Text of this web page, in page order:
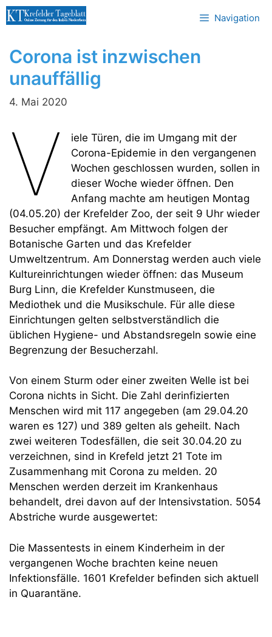
Zum
Inhalt
Navigation
Corona ist inzwischen
unauffällig
4. Mai 2020
V
iele Türen, die im Umgang mit der
Corona-Epidemie in den vergangenen
Wochen geschlossen wurden, sollen in
dieser Woche wieder öffnen. Den
Anfang machte am heutigen Montag
(04.05.20) der Krefelder Zoo, der seit 9 Uhr wieder
Besucher empfängt. Am Mittwoch folgen der
Botanische Garten und das Krefelder
Umweltzentrum. Am Donnerstag werden auch viele
Kultureinrichtungen wieder öffnen: das Museum
Burg Linn, die Krefelder Kunstmuseen, die
Mediothek und die Musikschule. Für alle diese
Einrichtungen gelten selbstverständlich die
üblichen Hygiene- und Abstandsregeln sowie eine
Begrenzung der Besucherzahl.
Von einem Sturm oder einer zweiten Welle ist bei
Corona nichts in Sicht. Die Zahl derinfizierten
Menschen wird mit 117 angegeben (am 29.04.20
waren es 127) und 389 gelten als geheilt. Nach
zwei weiteren Todesfällen, die seit 30.04.20 zu
verzeichnen, sind in Krefeld jetzt 21 Tote im
Zusammenhang mit Corona zu melden. 20
Menschen werden derzeit im Krankenhaus
behandelt, drei davon auf der Intensivstation. 5054
Abstriche wurde ausgewertet:
Die Massentests in einem Kinderheim in der
vergangenen Woche brachten keine neuen
Infektionsfälle. 1601 Krefelder befinden sich aktuell
in Quarantäne.